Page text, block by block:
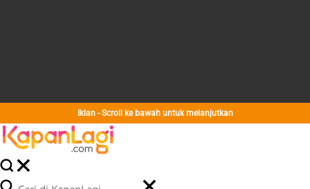
Iklan - Scroll ke bawah untuk melanjutkan